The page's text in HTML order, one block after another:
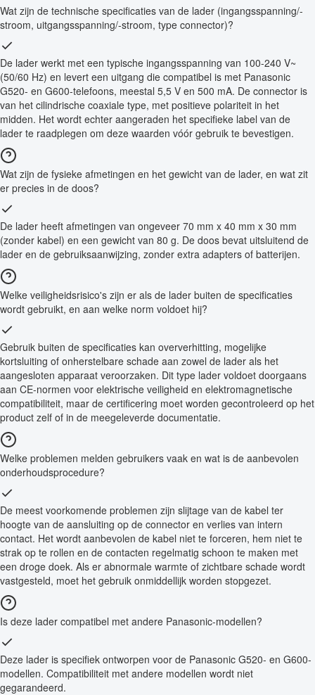
Wat zijn de technische specificaties van de lader (ingangsspanning/-
stroom, uitgangsspanning/-stroom, type connector)?
De lader werkt met een typische ingangsspanning van 100-240 V~
(50/60 Hz) en levert een uitgang die compatibel is met Panasonic
G520- en G600-telefoons, meestal 5,5 V en 500 mA. De connector is
van het cilindrische coaxiale type, met positieve polariteit in het
midden. Het wordt echter aangeraden het specifieke label van de
lader te raadplegen om deze waarden vóór gebruik te bevestigen.
Wat zijn de fysieke afmetingen en het gewicht van de lader, en wat zit
er precies in de doos?
De lader heeft afmetingen van ongeveer 70 mm x 40 mm x 30 mm
(zonder kabel) en een gewicht van 80 g. De doos bevat uitsluitend de
lader en de gebruiksaanwijzing, zonder extra adapters of batterijen.
Welke veiligheidsrisico's zijn er als de lader buiten de specificaties
wordt gebruikt, en aan welke norm voldoet hij?
Gebruik buiten de specificaties kan oververhitting, mogelijke
kortsluiting of onherstelbare schade aan zowel de lader als het
aangesloten apparaat veroorzaken. Dit type lader voldoet doorgaans
aan CE-normen voor elektrische veiligheid en elektromagnetische
compatibiliteit, maar de certificering moet worden gecontroleerd op het
product zelf of in de meegeleverde documentatie.
Welke problemen melden gebruikers vaak en wat is de aanbevolen
onderhoudsprocedure?
De meest voorkomende problemen zijn slijtage van de kabel ter
hoogte van de aansluiting op de connector en verlies van intern
contact. Het wordt aanbevolen de kabel niet te forceren, hem niet te
strak op te rollen en de contacten regelmatig schoon te maken met
een droge doek. Als er abnormale warmte of zichtbare schade wordt
vastgesteld, moet het gebruik onmiddellijk worden stopgezet.
Is deze lader compatibel met andere Panasonic-modellen?
Deze lader is specifiek ontworpen voor de Panasonic G520- en G600-
modellen. Compatibiliteit met andere modellen wordt niet
gegarandeerd.